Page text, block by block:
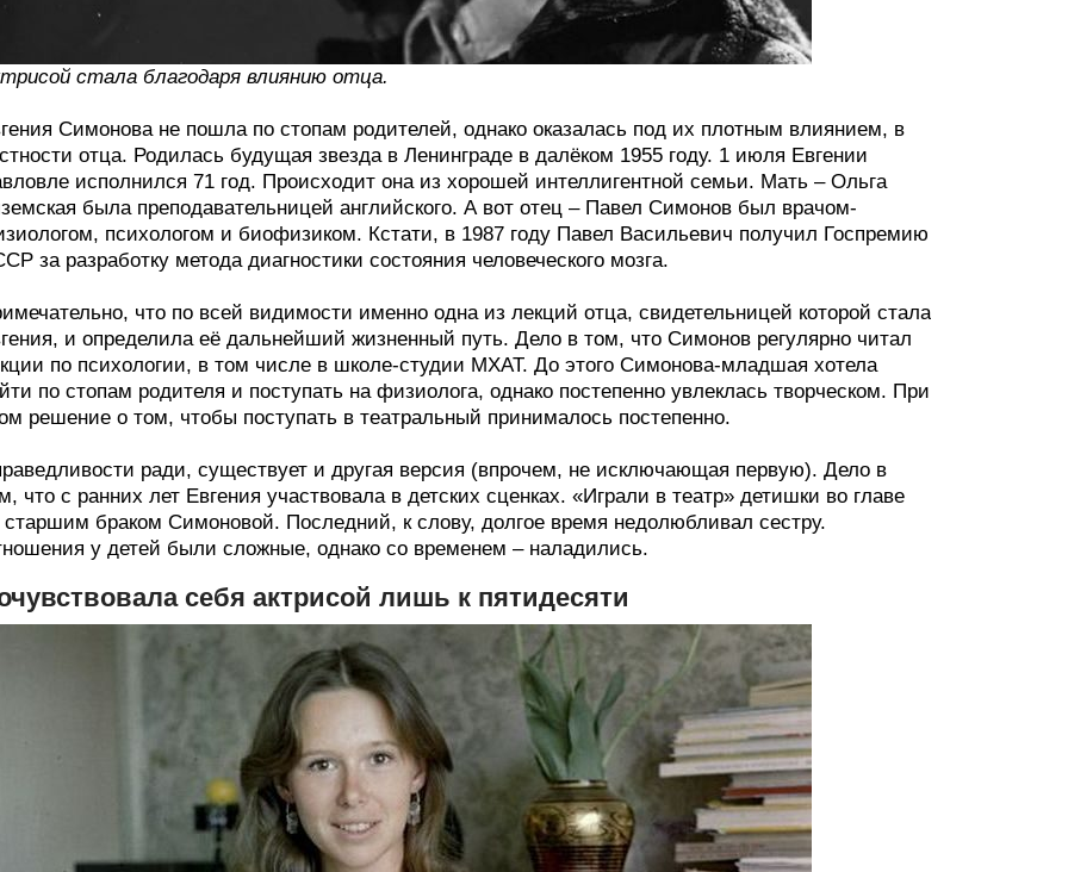
стала благодаря влиянию отца.
Симонова не пошла по стопам родителей, однако оказалась под их плотным влиянием, в
отца. Родилась будущая звезда в Ленинграде в далёком 1955 году. 1 июля Евгении
исполнился 71 год. Происходит она из хорошей интеллигентной семьи. Мать – Ольга
была преподавательницей английского. А вот отец – Павел Симонов был врачом-
психологом и биофизиком. Кстати, в 1987 году Павел Васильевич получил Госпремию
за разработку метода диагностики состояния человеческого мозга.
что по всей видимости именно одна из лекций отца, свидетельницей которой стала
и определила её дальнейший жизненный путь. Дело в том, что Симонов регулярно читал
по психологии, в том числе в школе-студии МХАТ. До этого Симонова-младшая хотела
по стопам родителя и поступать на физиолога, однако постепенно увлеклась творческом. При
решение о том, чтобы поступать в театральный принималось постепенно.
ради, существует и другая версия (впрочем, не исключающая первую). Дело в
что с ранних лет Евгения участвовала в детских сценках. «Играли в театр» детишки во главе
старшим браком Симоновой. Последний, к слову, долгое время недолюбливал сестру.
у детей были сложные, однако со временем – наладились.
себя актрисой лишь к пятидесяти